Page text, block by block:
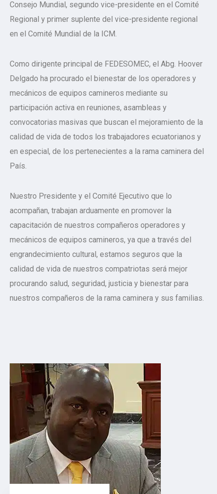
Consejo Mundial, segundo vice-presidente en el Comité
Regional y primer suplente del vice-presidente regional
en el Comité Mundial de la ICM.
Como dirigente principal de FEDESOMEC, el Abg. Hoover
Delgado ha procurado el bienestar de los operadores y
mecánicos de equipos camineros mediante su
participación activa en reuniones, asambleas y
convocatorias masivas que buscan el mejoramiento de la
calidad de vida de todos los trabajadores ecuatorianos y
en especial, de los pertenecientes a la rama caminera del
País.
Nuestro Presidente y el Comité Ejecutivo que lo
acompañan, trabajan arduamente en promover la
capacitación de nuestros compañeros operadores y
mecánicos de equipos camineros, ya que a través del
engrandecimiento cultural, estamos seguros que la
calidad de vida de nuestros compatriotas será mejor
procurando salud, seguridad, justicia y bienestar para
nuestros compañeros de la rama caminera y sus familias.